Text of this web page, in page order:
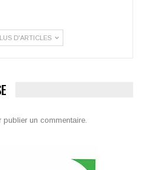
D'ARTICLES
publier un commentaire.